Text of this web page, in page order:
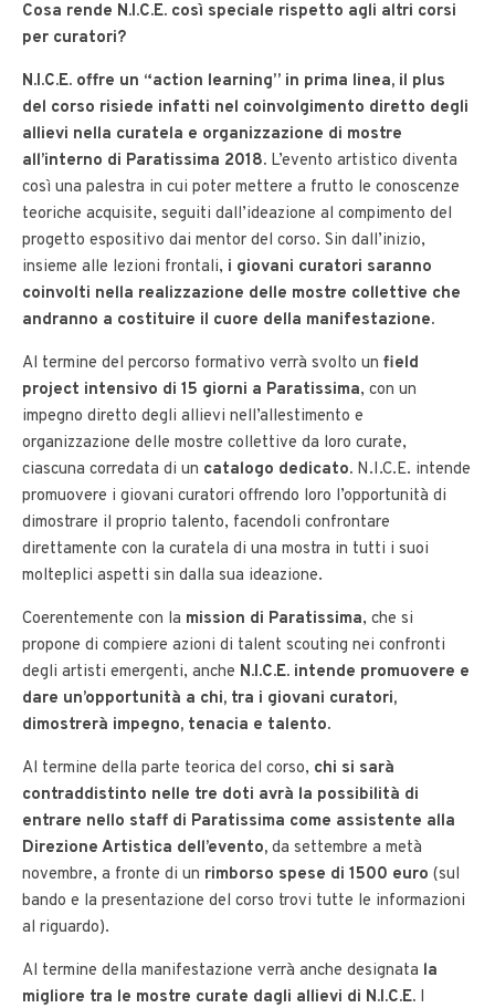
Cosa rende N.I.C.E. così speciale rispetto agli altri corsi
per curatori?
N.I.C.E. offre un “action learning” in prima linea, il plus
del corso risiede infatti nel coinvolgimento diretto degli
allievi nella curatela e organizzazione di mostre
all’interno di Paratissima 2018. L’evento artistico diventa
così una palestra in cui poter mettere a frutto le conoscenze
teoriche acquisite, seguiti dall’ideazione al compimento del
progetto espositivo dai mentor del corso. Sin dall’inizio,
insieme alle lezioni frontali, i giovani curatori saranno
coinvolti nella realizzazione delle mostre collettive che
andranno a costituire il cuore della manifestazione.
Al termine del percorso formativo verrà svolto un field
project intensivo di 15 giorni a Paratissima, con un
impegno diretto degli allievi nell’allestimento e
organizzazione delle mostre collettive da loro curate,
ciascuna corredata di un catalogo dedicato. N.I.C.E. intende
promuovere i giovani curatori offrendo loro l’opportunità di
dimostrare il proprio talento, facendoli confrontare
direttamente con la curatela di una mostra in tutti i suoi
molteplici aspetti sin dalla sua ideazione.
Coerentemente con la mission di Paratissima, che si
propone di compiere azioni di talent scouting nei confronti
degli artisti emergenti, anche N.I.C.E. intende promuovere e
dare un’opportunità a chi, tra i giovani curatori,
dimostrerà impegno, tenacia e talento.
Al termine della parte teorica del corso, chi si sarà
contraddistinto nelle tre doti avrà la possibilità di
entrare nello staff di Paratissima come assistente alla
Direzione Artistica dell’evento, da settembre a metà
novembre, a fronte di un rimborso spese di 1500 euro (sul
bando e la presentazione del corso trovi tutte le informazioni
al riguardo).
Al termine della manifestazione verrà anche designata la
migliore tra le mostre curate dagli allievi di N.I.C.E. I